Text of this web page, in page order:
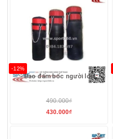
-12%
Bao đấm bốc người lớn
490.000₫
430.000₫